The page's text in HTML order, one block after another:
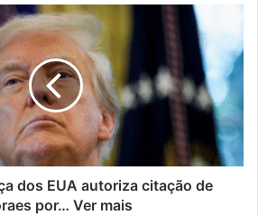
dos EUA autoriza citação de
por… Ver mais